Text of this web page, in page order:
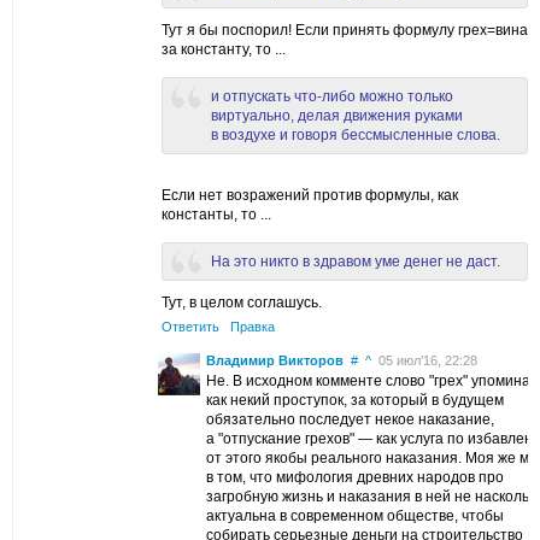
Тут я бы поспорил! Если принять формулу грех=вина
за константу, то ...
и отпускать что-либо можно только
виртуально, делая движения руками
в воздухе и говоря бессмысленные слова.
Если нет возражений против формулы, как
константы, то ...
На это никто в здравом уме денег не даст.
Тут, в целом соглашусь.
Ответить Правка
Владимир Викторов # ^ 05 июл’16, 22:28
Не. В исходном комменте слово "грех"
как некий проступок, за который в будущем
обязательно последует некое наказание,
а "отпускание грехов" — как услуга по
от этого якобы реального наказания. Моя же
в том, что мифология древних народов про
загробную жизнь и наказания в ней не
актуальна в современном обществе, чтобы
собирать серьезные деньги на строительство